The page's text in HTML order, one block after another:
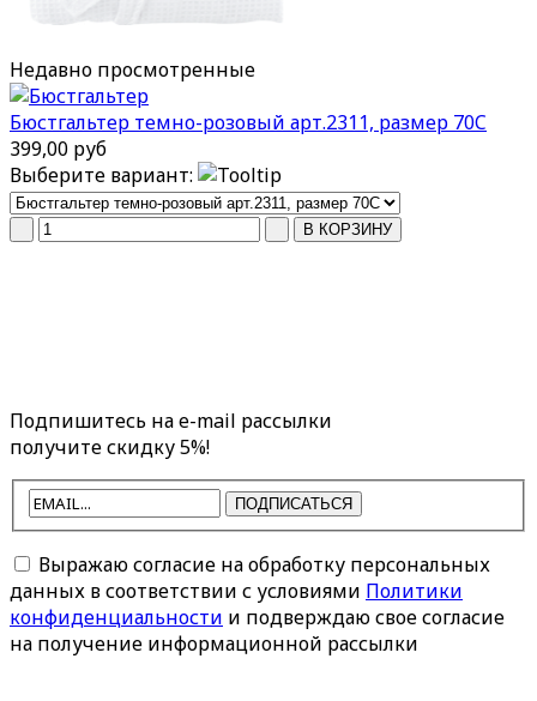
Недавно просмотренные
Бюстгальтер темно-розовый арт.2311, размер 70C
399,00 руб
Выберите вариант:
Подпишитесь на e-mail рассылки
получите скидку 5%!
ПОДПИСАТЬСЯ
Выражаю согласие на обработку персональных
данных в соответствии с условиями Политики
конфиденциальности и подверждаю свое согласие
на получение информационной рассылки